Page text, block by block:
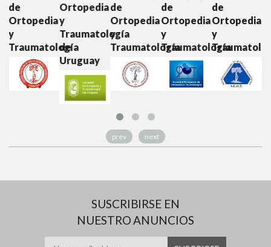
Ortopedia
y
Traumatología
de
Uruguay
de
Ortopedia
y
Traumatología
de
Ortopedia
y
Traumatología
de
Ortopedia
Traumatología
de
Ortopedia
prev next
SUSCRIBIRSE EN
NUESTRO ANUNCIOS